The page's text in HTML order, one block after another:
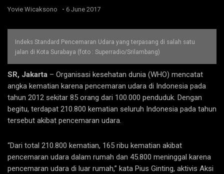
Yovie Wicaksono - 6 June 2017
Indeks Standard Pencemaran Udara yang terpasang di salah satu
jalan di Kota Surabaya (foto : Superradio/Srilambang)
SR, Jakarta – Organisasi kesehatan dunia (WHO) mencatat
angka kematian karena pencemaran udara di Indonesia pada
tahun 2012 sekitar 85 orang dari 100.000 penduduk. Dengan
begitu, terdapat 210.800 kematian seluruh Indonesia pada tahun
tersebut akibat pencemaran udara.
“Dari total 210.800 kematian, 165 ribu kematian akibat
pencemaran udara dalam rumah dan 45.800 meninggal karena
pencemaran udara di luar rumah,” kata Pius Ginting, aktivis Aksi